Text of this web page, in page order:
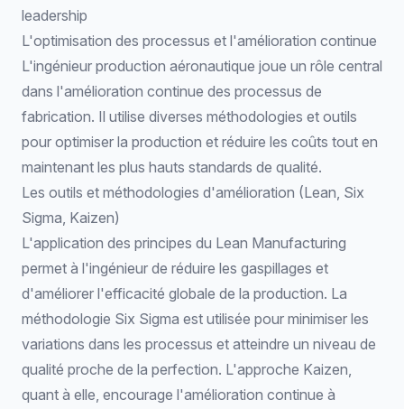
leadership
L'optimisation des processus et l'amélioration continue
L'ingénieur production aéronautique joue un rôle central
dans l'amélioration continue des processus de
fabrication. Il utilise diverses méthodologies et outils
pour optimiser la production et réduire les coûts tout en
maintenant les plus hauts standards de qualité.
Les outils et méthodologies d'amélioration (Lean, Six
Sigma, Kaizen)
L'application des principes du Lean Manufacturing
permet à l'ingénieur de réduire les gaspillages et
d'améliorer l'efficacité globale de la production. La
méthodologie Six Sigma est utilisée pour minimiser les
variations dans les processus et atteindre un niveau de
qualité proche de la perfection. L'approche Kaizen,
quant à elle, encourage l'amélioration continue à